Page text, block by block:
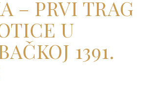
– PRVI TRAG
U
1391.